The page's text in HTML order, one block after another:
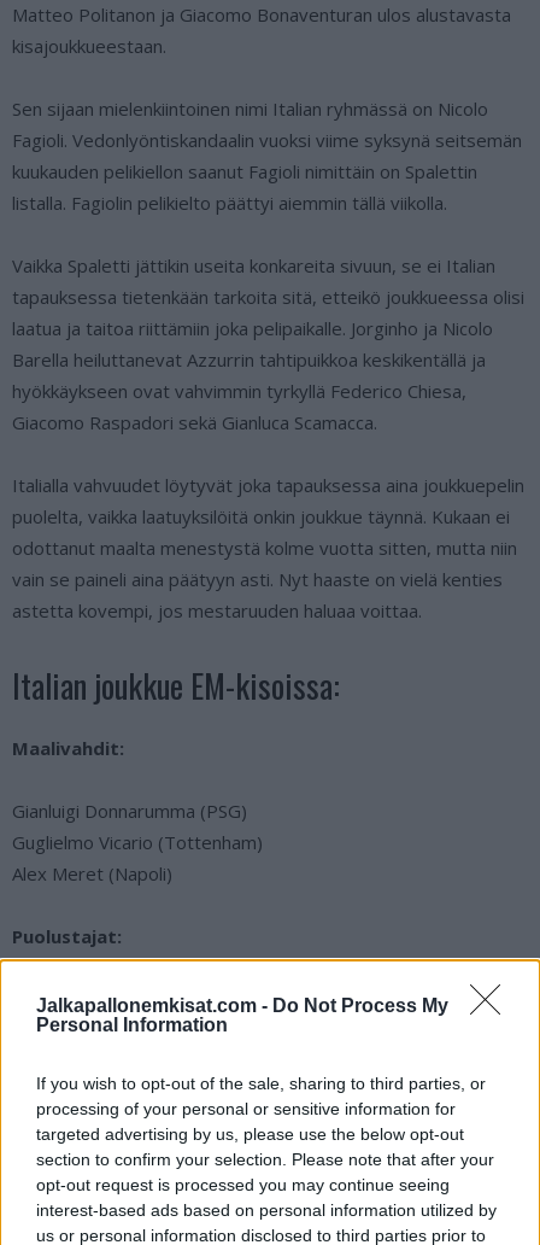
Jalkapallonemkisat.com - Do Not Process My
Personal Information
If you wish to opt-out of the sale, sharing to third parties, or
processing of your personal or sensitive information for
targeted advertising by us, please use the below opt-out
section to confirm your selection. Please note that after your
opt-out request is processed you may continue seeing
interest-based ads based on personal information utilized by
us or personal information disclosed to third parties prior to
Matteo Politanon ja Giacomo Bonaventuran ulos alustavasta
kisajoukkueestaan.
Sen sijaan mielenkiintoinen nimi Italian ryhmässä on Nicolo
Fagioli. Vedonlyöntiskandaalin vuoksi viime syksynä seitsemän
kuukauden pelikiellon saanut Fagioli nimittäin on Spalettin
listalla. Fagiolin pelikielto päättyi aiemmin tällä viikolla.
Vaikka Spaletti jättikin useita konkareita sivuun, se ei Italian
tapauksessa tietenkään tarkoita sitä, etteikö joukkueessa olisi
laatua ja taitoa riittämiin joka pelipaikalle. Jorginho ja Nicolo
Barella heiluttanevat Azzurrin tahtipuikkoa keskikentällä ja
hyökkäykseen ovat vahvimmin tyrkyllä Federico Chiesa,
Giacomo Raspadori sekä Gianluca Scamacca.
Italialla vahvuudet löytyvät joka tapauksessa aina joukkuepelin
puolelta, vaikka laatuyksilöitä onkin joukkue täynnä. Kukaan ei
odottanut maalta menestystä kolme vuotta sitten, mutta niin
vain se paineli aina päätyyn asti. Nyt haaste on vielä kenties
astetta kovempi, jos mestaruuden haluaa voittaa.
Italian joukkue EM-kisoissa:
Maalivahdit:
Gianluigi Donnarumma (PSG)
Guglielmo Vicario (Tottenham)
Alex Meret (Napoli)
Puolustajat:
Alessandro Bastoni (Inter Milan)
Raoul Bellanova (Torino)
Riccardo Calafiori (Bologna)
Andrea Cambiaso (Juventus)
Matteo Darmian (Inter Milan)
Giovanni Di Lorenzo (Napoli)
Federico Dimarco (Inter Milan)